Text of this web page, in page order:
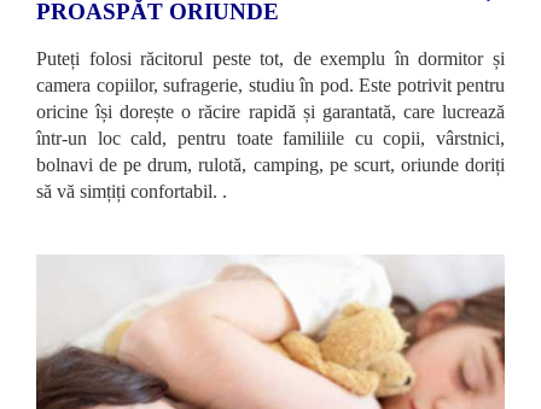
PROASPĂT ORIUNDE
Puteți folosi răcitorul peste tot, de exemplu în dormitor și
camera copiilor, sufragerie, studiu în pod. Este potrivit pentru
oricine își dorește o răcire rapidă și garantată, care lucrează
într-un loc cald, pentru toate familiile cu copii, vârstnici,
bolnavi de pe drum, rulotă, camping, pe scurt, oriunde doriți
să vă simțiți confortabil. .